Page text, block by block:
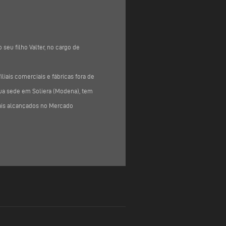
seu filho Valter, no cargo de
comerciais e fábricas fora de
sede em Soliera (Modena), tem
alcançados no Mercado